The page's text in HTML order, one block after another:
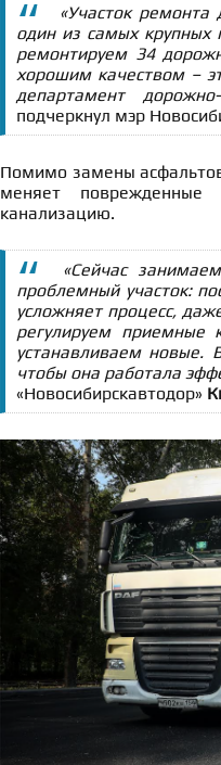
«Участок
один из самых крупных
ремонтируем 34
хорошим качеством –
департамент
подчеркнул мэр
Помимо замены
меняет
канализацию.
«Сейчас
проблемный участок:
усложняет процесс,
регулируем
устанавливаем новые.
чтобы она работала
«Новосибирскавтодор»